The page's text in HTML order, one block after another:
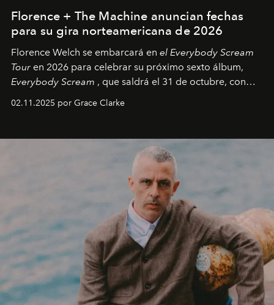
Florence + The Machine anuncian fechas
para su gira norteamericana de 2026
Florence Welch se embarcará en el Everybody Scream
Tour en 2026 para celebrar su próximo sexto álbum,
Everybody Scream , que saldrá el 31 de octubre, con
02.11.2025 por Grace Clarke